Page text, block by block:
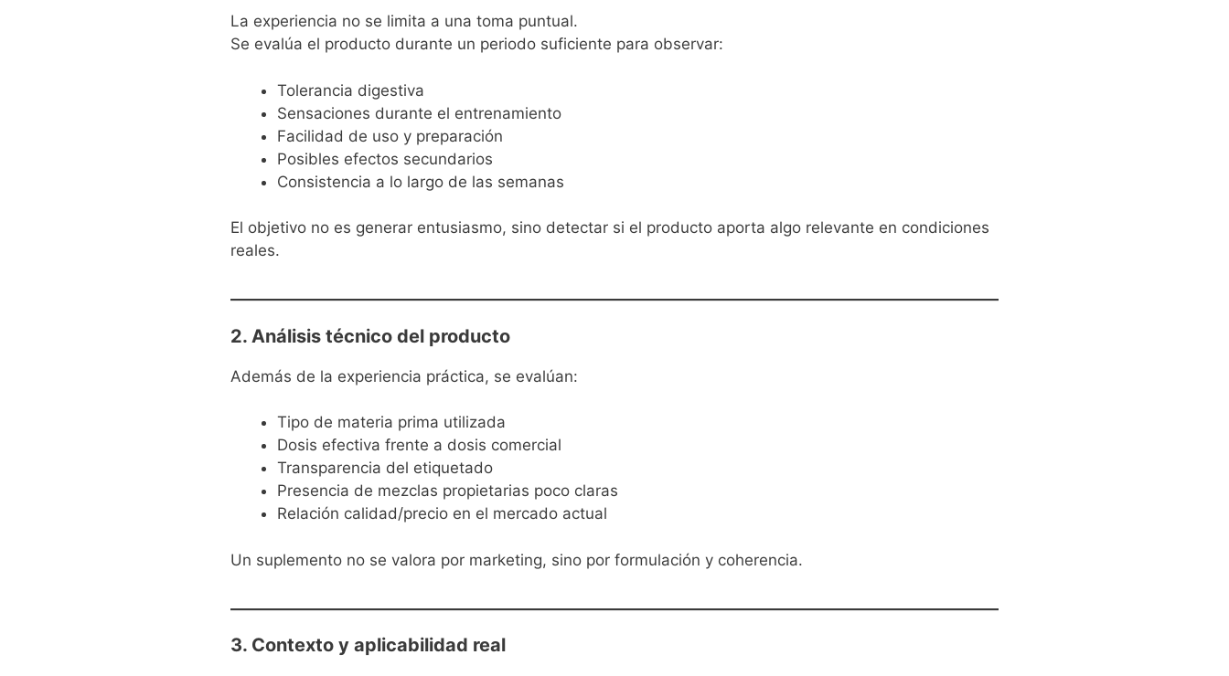
La experiencia no se limita a una toma puntual.
Se evalúa el producto durante un periodo suficiente para observar:
Tolerancia digestiva
Sensaciones durante el entrenamiento
Facilidad de uso y preparación
Posibles efectos secundarios
Consistencia a lo largo de las semanas
El objetivo no es generar entusiasmo, sino detectar si el producto aporta algo relevante en condiciones
reales.
2. Análisis técnico del producto
Además de la experiencia práctica, se evalúan:
Tipo de materia prima utilizada
Dosis efectiva frente a dosis comercial
Transparencia del etiquetado
Presencia de mezclas propietarias poco claras
Relación calidad/precio en el mercado actual
Un suplemento no se valora por marketing, sino por formulación y coherencia.
3. Contexto y aplicabilidad real